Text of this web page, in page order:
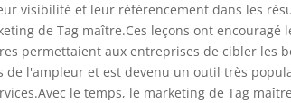
visibilité et leur référencement dans les
de Tag maître.Ces leçons ont encouragé
permettaient aux entreprises de cibler les
de l'ampleur et est devenu un outil très
le temps, le marketing de Tag